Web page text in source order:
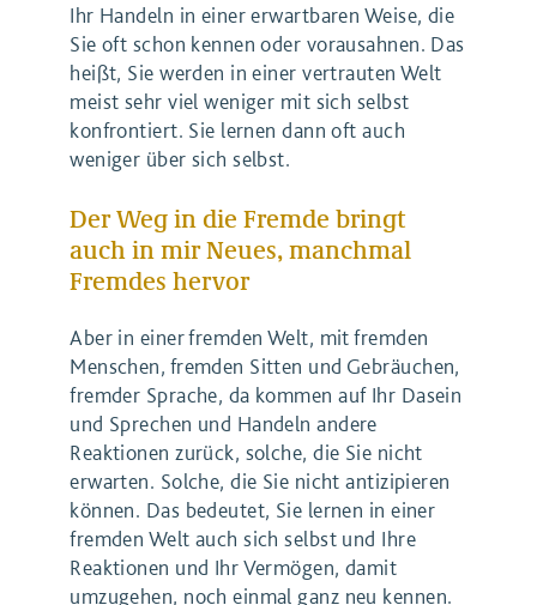
Ihr Handeln in einer erwartbaren Weise, die
Sie oft schon kennen oder vorausahnen. Das
heißt, Sie werden in einer vertrauten Welt
meist sehr viel weniger mit sich selbst
konfrontiert. Sie lernen dann oft auch
weniger über sich selbst.
Der Weg in die Fremde bringt
auch in mir Neues, manchmal
Fremdes hervor
Aber in einer fremden Welt, mit fremden
Menschen, fremden Sitten und Gebräuchen,
fremder Sprache, da kommen auf Ihr Dasein
und Sprechen und Handeln andere
Reaktionen zurück, solche, die Sie nicht
erwarten. Solche, die Sie nicht antizipieren
können. Das bedeutet, Sie lernen in einer
fremden Welt auch sich selbst und Ihre
Reaktionen und Ihr Vermögen, damit
umzugehen, noch einmal ganz neu kennen.